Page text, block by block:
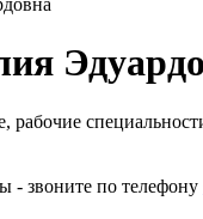
рабочие
- звоните по телефону